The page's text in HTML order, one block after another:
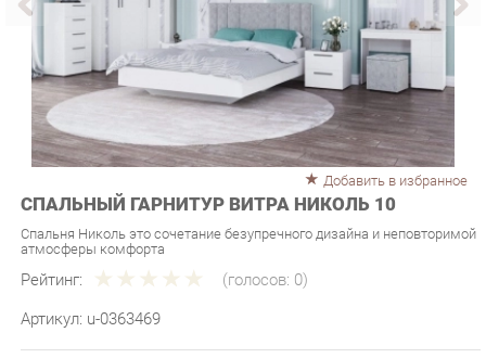
Добавить в избранное
СПАЛЬНЫЙ ГАРНИТУР ВИТРА НИКОЛЬ 10
Спальня Николь это сочетание безупречного дизайна и неповторимой
Рейтинг:
Артикул: u-0363469